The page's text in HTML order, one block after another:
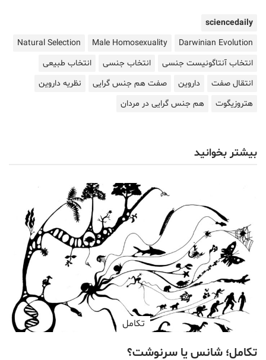
sciencedaily
Darwinian Evolution
Male Homosexuality
Natural Selection
انتخاب آنتاگونیست جنسی
انتخاب جنسی
انتخاب طبیعی
انتقال صفت
داروین صفت هم جنس گرایی
نظریه داروین
هتروزیگوت
هم جنس گرایی در مردان
بیشتر بخوانید
تكامل
تکامل؛ شانس یا سرنوشت؟